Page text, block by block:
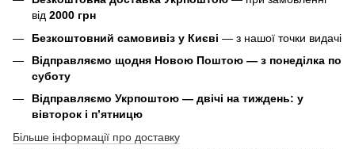
від 2000 грн
Безкоштовний самовивіз у Києві — з нашої точки видачі
Відправляємо щодня Новою Поштою — з понеділка по
суботу
Відправляємо Укрпоштою — двічі на тиждень: у
вівторок і п’ятницю
Більше інформації про доставку